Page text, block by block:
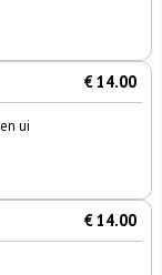
€ 14.00
ui
€ 14.00